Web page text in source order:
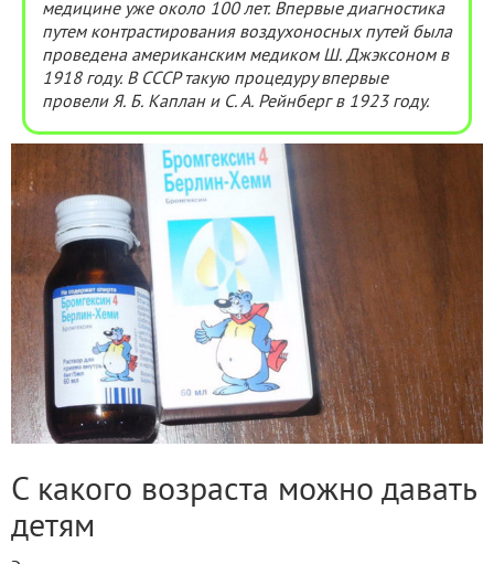
медицине уже около 100 лет. Впервые диагностика
путем контрастирования воздухоносных путей была
проведена американским медиком Ш. Джэксоном в
1918 году. В СССР такую процедуру впервые
провели Я. Б. Каплан и С. А. Рейнберг в 1923 году.
С какого возраста можно давать
детям